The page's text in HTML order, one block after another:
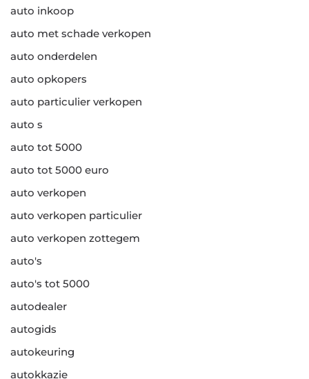
auto inkoop
auto met schade verkopen
auto onderdelen
auto opkopers
auto particulier verkopen
auto s
auto tot 5000
auto tot 5000 euro
auto verkopen
auto verkopen particulier
auto verkopen zottegem
auto's
auto's tot 5000
autodealer
autogids
autokeuring
autokkazie